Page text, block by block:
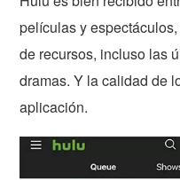
películas y
de recursos, incluso las
dramas. Y la calidad de
aplicación.